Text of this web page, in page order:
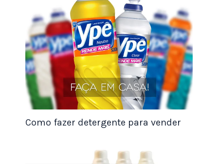
captação de imagens, roteirização e direção
de arte.
Efeitos visuais : Este curso ensina como
criar efeitos visuais em vídeo, como
animação, composição, composição de
várias camadas, efeitos de movimento e
composição 3D.
Áudio para vídeo : Este curso abrange
mixagem de áudio para vídeo, incluindo
Som para Editores de Vídeo
Como fazer detergente para vender